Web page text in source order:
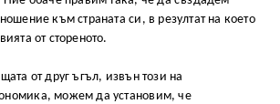
към страната си, в резултат на което
от стореното.
от друг ъгъл, извън този на
можем да установим, че